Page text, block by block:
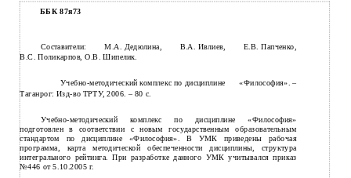
ББК 87я73
Составители: М.А. Дедюлина, В.А. Ивлиев, Е.В. Папченко,
В.С. Поликарпов, О.В. Шипелик.
Учебно-методический комплекс по дисциплине
«Философия». –
Таганрог: Изд-во ТРТУ, 2006. – 80 с.
Учебно-методический комплекс по дисциплине «Философия»
подготовлен в соответствии с новым государственным образовательным
стандартом по дисциплине «Философия». В УМК приведены рабочая
программа, карта методической обеспеченности дисциплины, структура
интегрального рейтинга. При разработке данного УМК учитывался приказ
№446 от 5.10.2005 г.